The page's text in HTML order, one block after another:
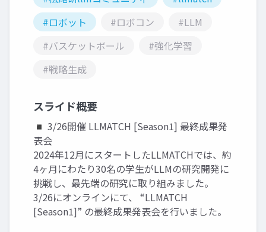
#ロボット
#ロボコン
#LLM
#バスケットボール
#強化学習
#戦略生成
スライド概要
◾️ 3/26開催 LLMATCH [Season1] 最終成果発
表会
2024年12月にスタートしたLLMATCHでは、約
4ヶ月にわたり30名の学生がLLMの研究開発に
挑戦し、最先端の研究に取り組みました。
3/26にオンラインにて、 “LLMATCH
[Season1]” の最終成果発表会を行いました。